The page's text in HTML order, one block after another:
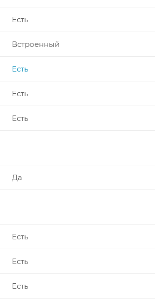
Есть
Встроенный
Есть
Есть
Есть
Да
Есть
Есть
Есть